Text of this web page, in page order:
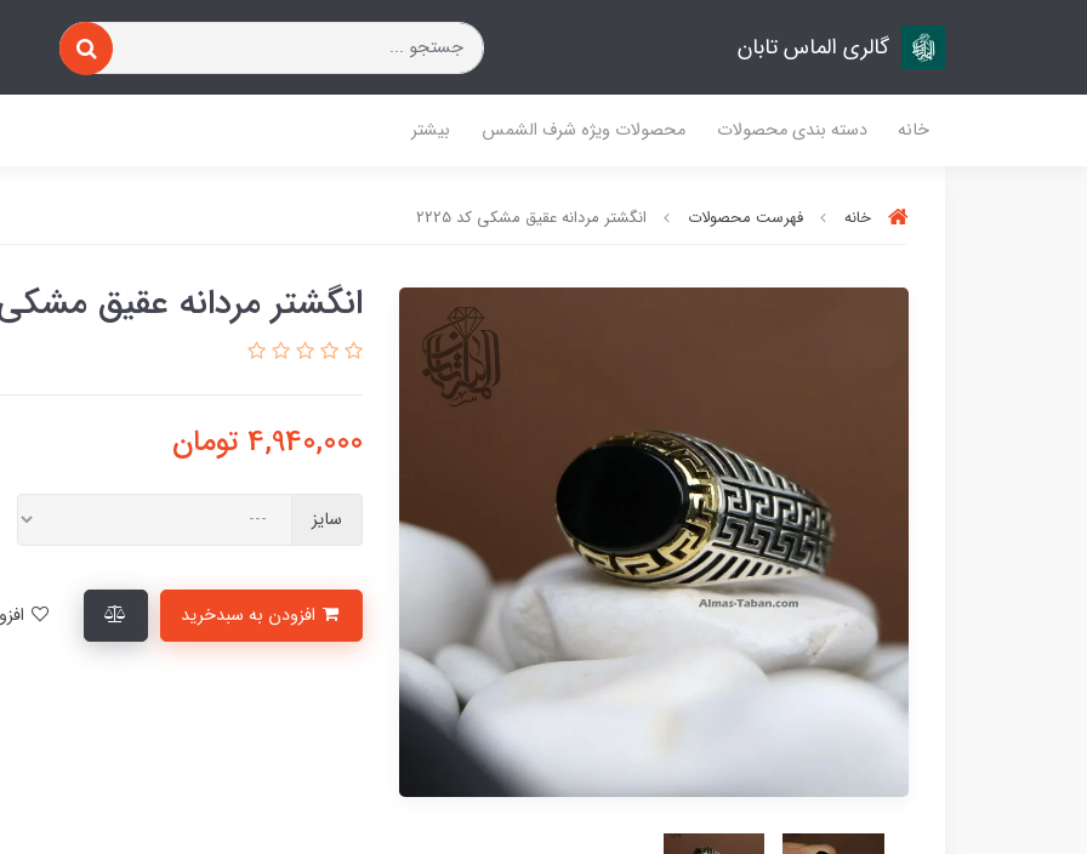
گالری الماس تابان
خانه دسته بندی محصولات محصولات ویژه شرف الشمس بیشتر
خانه فهرست محصولات انگشتر مردانه عقیق مشکی کد 2225
انگشتر مردانه عقیق مشکی کد
4,940,000 تومان
سایز